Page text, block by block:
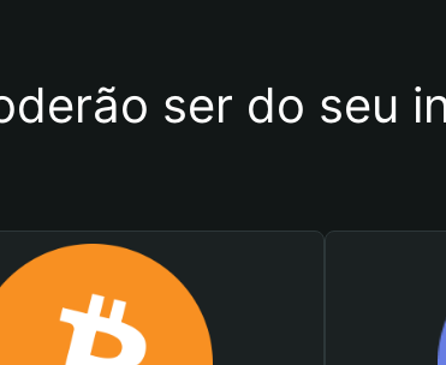
ser do seu